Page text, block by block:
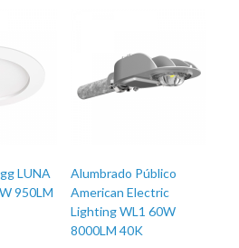
LUNA
950LM
Alumbrado Público
American Electric
Lighting WL1 60W
8000LM 40K